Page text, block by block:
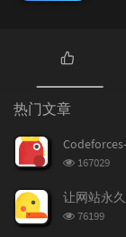
热
门
文
章
热门文章
浏
次
数:
167029
让网站永
浏
76199